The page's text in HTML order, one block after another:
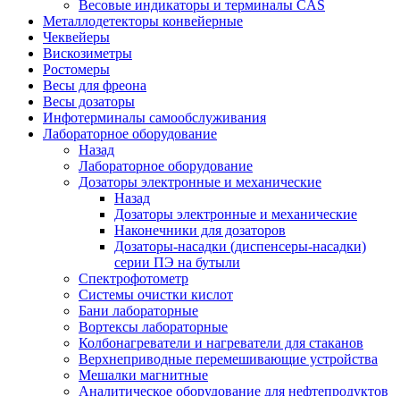
Весовые индикаторы и терминалы CAS
Металлодетекторы конвейерные
Чеквейеры
Вискозиметры
Ростомеры
Весы для фреона
Весы дозаторы
Инфотерминалы самообслуживания
Лабораторное оборудование
Назад
Лабораторное оборудование
Дозаторы электронные и механические
Назад
Дозаторы электронные и механические
Наконечники для дозаторов
Дозаторы-насадки (диспенсеры-насадки)
серии ПЭ на бутыли
Спектрофотометр
Системы очистки кислот
Бани лабораторные
Вортексы лабораторные
Колбонагреватели и нагреватели для стаканов
Верхнеприводные перемешивающие устройства
Мешалки магнитные
Аналитическое оборудование для нефтепродуктов